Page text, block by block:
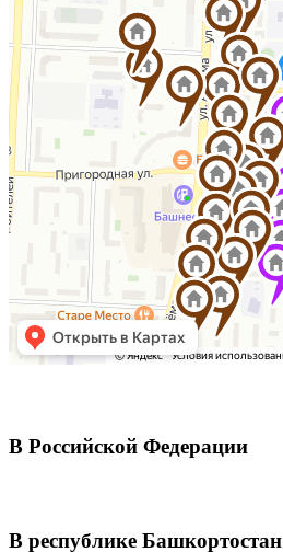
В Российской Федерации
В республике Башкортостан